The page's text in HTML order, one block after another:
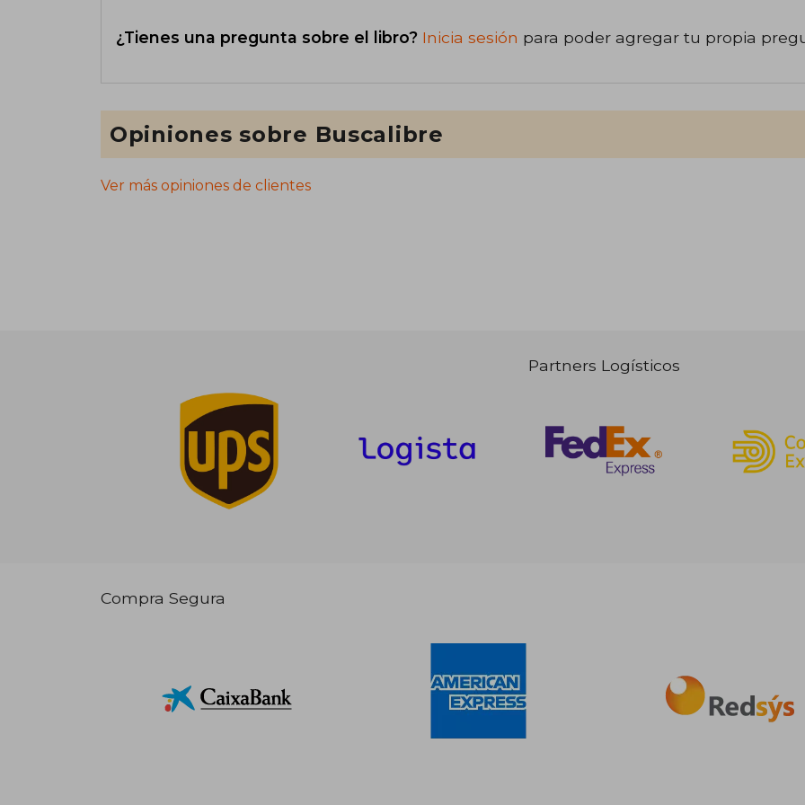
¿Tienes una pregunta sobre el libro? Inicia sesión para poder agregar tu propia
Opiniones sobre Buscalibre
Ver más opiniones de clientes
Partners Logísticos
Compra Segura